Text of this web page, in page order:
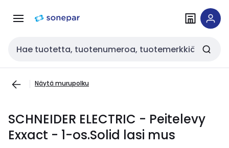
navigointiinsisältöön
Haku
Näytä murupolku
SCHNEIDER ELECTRIC - Peitelevy
Exxact - 1-os.Solid lasi mus